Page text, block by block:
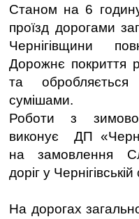
Станом на 6
проїзд дорогами
Чернігівщини
Дорожнє покриття
та
сумішами.
Роботи з
виконує ДП
на замовлення
доріг у Чернігівській
На дорогах